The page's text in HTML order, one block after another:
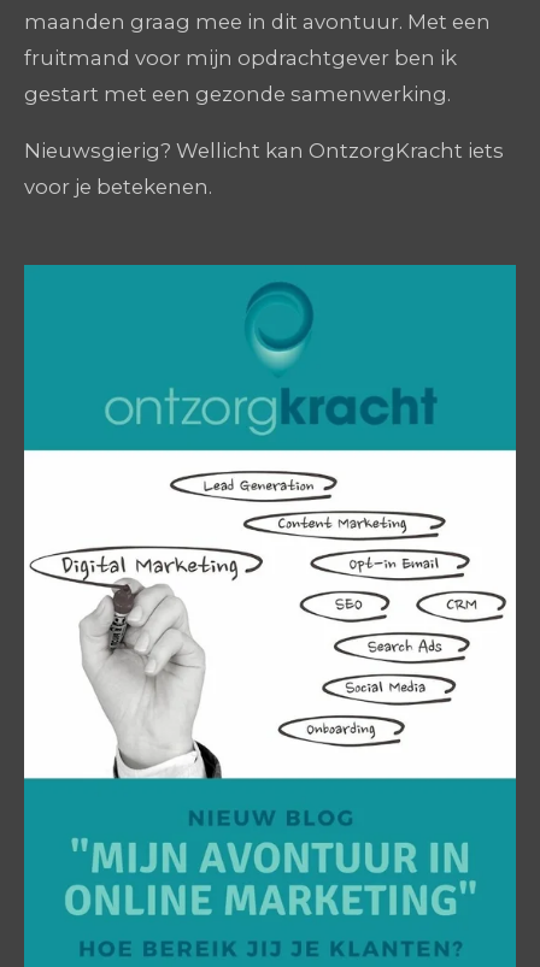
maanden graag mee in dit avontuur. Met een
fruitmand voor mijn opdrachtgever ben ik
gestart met een gezonde samenwerking.
Nieuwsgierig? Wellicht kan OntzorgKracht iets
voor je betekenen.